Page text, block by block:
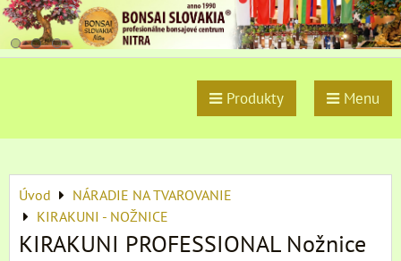
Produkty Menu
Úvod
NÁRADIE NA TVAROVANIE
KIRAKUNI - NOŽNICE
KIRAKUNI PROFESSIONAL Nožnice